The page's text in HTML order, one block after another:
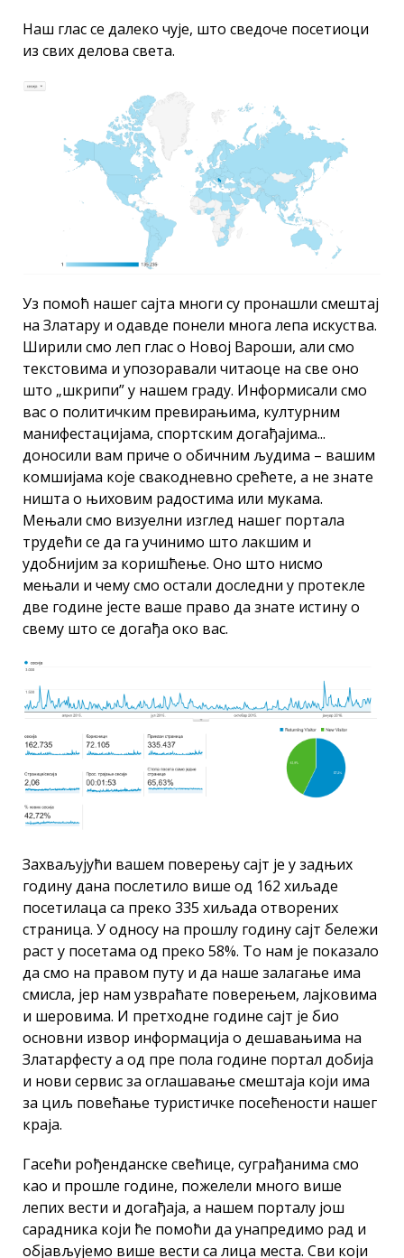
Наш глас се далеко чује, што сведоче посетиоци
из свих делова света.
Уз помоћ нашег сајта многи су пронашли смештај
на Златару и одавде понели многа лепа искуства.
Ширили смо леп глас о Новој Вароши, али смо
текстовима и упозоравали читаоце на све оно
што „шкрипи” у нашем граду. Информисали смо
вас о политичким превирањима, културним
манифестацијама, спортским догађајима...
доносили вам приче о обичним људима – вашим
комшијама које свакодневно срећете, а не знате
ништа о њиховим радостима или мукама.
Мењали смо визуелни изглед нашег портала
трудећи се да га учинимо што лакшим и
удобнијим за коришћење. Оно што нисмо
мењали и чему смо остали доследни у протекле
две године јесте ваше право да знате истину о
свему што се догађа око вас.
Захваљујући вашем поверењу сајт је у задњих
годину дана послетило више од 162 хиљаде
посетилаца са преко 335 хиљада отворених
страница. У односу на прошлу годину сајт бележи
раст у посетама од преко 58%. То нам је показало
да смо на правом путу и да наше залагање има
смисла, јер нам узвраћате поверењем, лајковима
и шеровима. И претходне године сајт је био
основни извор информација о дешавањима на
Златарфесту а од пре пола године портал добија
и нови сервис за оглашавање смештаја који има
за циљ повећање туристичке посећености нашег
краја.
Гасећи рођенданске свећице, суграђанима смо
као и прошле године, пожелели много више
лепих вести и догађаја, а нашем порталу још
сарадника који ће помоћи да унапредимо рад и
објављујемо више вести са лица места. Сви који